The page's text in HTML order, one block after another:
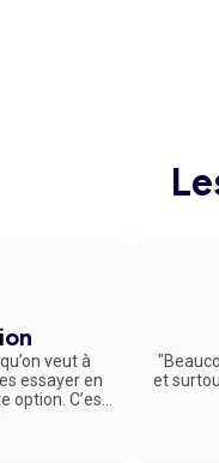
veut à
essayer en
C’est
et agréable
et